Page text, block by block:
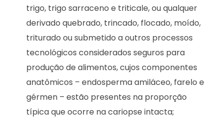
trigo, trigo sarraceno e triticale, ou qualquer
derivado quebrado, trincado, flocado, moído,
triturado ou submetido a outros processos
tecnológicos considerados seguros para
produção de alimentos, cujos componentes
anatômicos – endosperma amiláceo, farelo e
gérmen – estão presentes na proporção
típica que ocorre na cariopse intacta;